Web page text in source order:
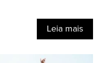
Leia mais